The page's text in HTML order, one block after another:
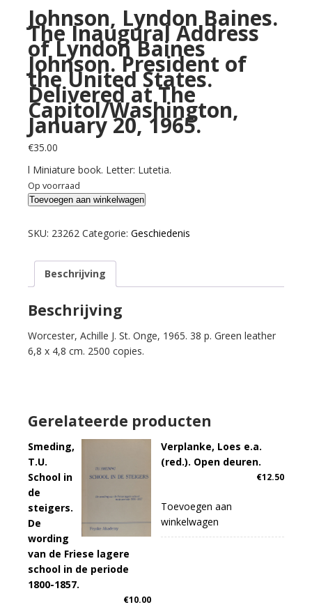
Johnson, Lyndon Baines.
The Inaugural Address
of Lyndon Baines
Johnson. President of
the United States.
Delivered at The
Capitol/Washington,
January 20, 1965.
€35.00
l Miniature book. Letter: Lutetia.
Op voorraad
Johnson,
Baines.
Inaugural
Address
of
Lyndon
Johnson.
President
States.
Delivered
at
The
Capitol/Washington,
January
20,
1965.
aantal
Toevoegen aan winkelwagen
SKU: 23262 Categorie: Geschiedenis
Beschrijving
Beschrijving
Worcester, Achille J. St. Onge, 1965. 38 p. Green leather
6,8 x 4,8 cm. 2500 copies.
Gerelateerde producten
Smeding,
T.U.
School in
de
steigers.
De
wording
van de Friese lagere
school in de periode
1800-1857.
€10.00
Verplanke, Loes e.a.
(red.). Open deuren.
€12.50
Toevoegen aan
winkelwagen